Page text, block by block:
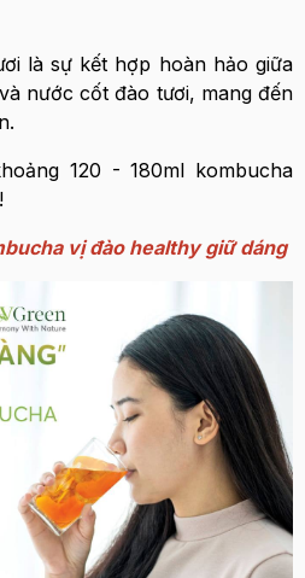
là sự kết hợp hoàn hảo giữa
nước cốt đào tươi, mang đến
120 - 180ml kombucha
vị đào healthy giữ dáng